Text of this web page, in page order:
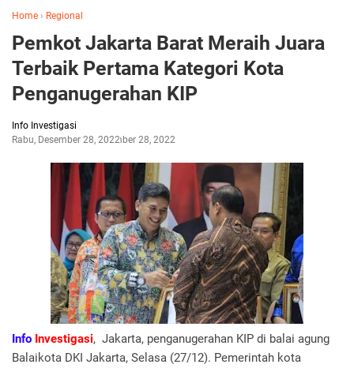
Home › Regional
Pemkot Jakarta Barat Meraih Juara
Terbaik Pertama Kategori Kota
Penganugerahan KIP
Info Investigasi
Rabu, Desember 28, 2022Desember 28, 2022
Info Investigasi, Jakarta, penganugerahan KIP di balai agung
Balaikota DKI Jakarta, Selasa (27/12). Pemerintah kota